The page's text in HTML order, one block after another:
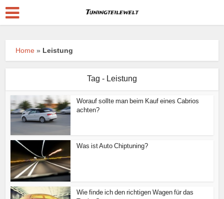
Home » Leistung
Tag - Leistung
Worauf sollte man beim Kauf eines Cabrios
achten?
Was ist Auto Chiptuning?
Wie finde ich den richtigen Wagen für das